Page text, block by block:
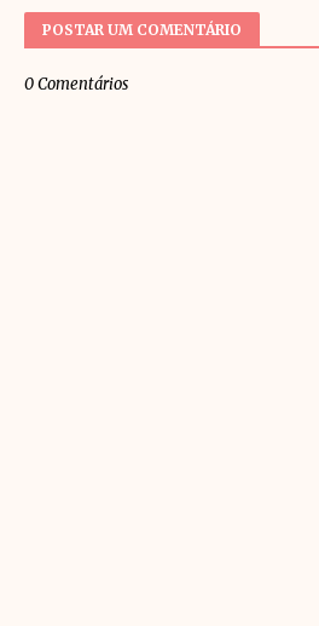
POSTAR UM COMENTÁRIO
0 Comentários